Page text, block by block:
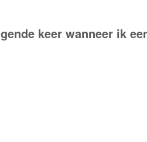
keer wanneer ik